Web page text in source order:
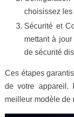
choisissez
Sécurité et
mettant à
de sécurité
Ces étapes
de votre appareil.
meilleur modèle de